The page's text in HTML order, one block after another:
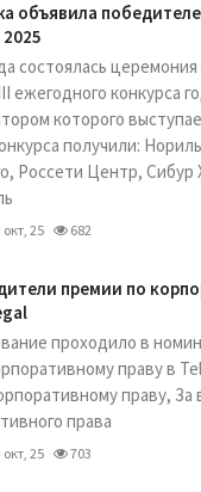
объявила
состоялась
ежегодного конкурса
которого
получили:
Россети Центр, Сибур
окт, 25 682
премии по
проходило в
праву в
праву, За
права
окт, 25 703